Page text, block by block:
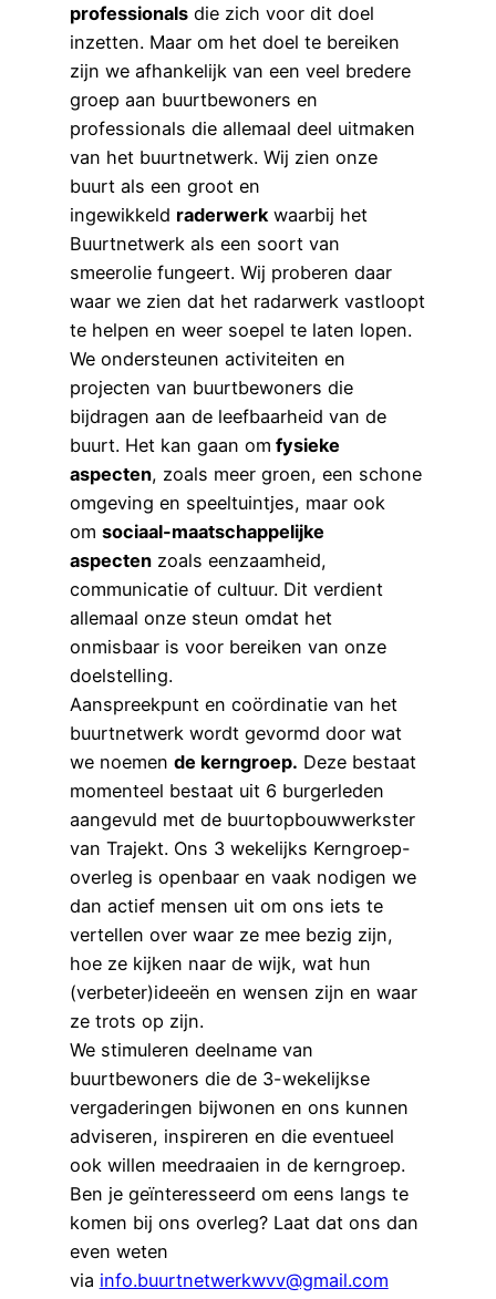
professionalsdie zich voor dit doel
inzetten. Maar om het doel te bereiken
zijn we afhankelijk van een veel bredere
groep aan buurtbewoners en
professionals die allemaal deel uitmaken
van het buurtnetwerk. Wij zien onze
buurt als een groot en
ingewikkeld raderwerkwaarbij het
Buurtnetwerk als een soort van
smeerolie fungeert. Wij proberen daar
waar we zien dat het radarwerk vastloopt
te helpen en weer soepel te laten lopen.
We ondersteunen activiteiten en
projecten van buurtbewoners die
bijdragen aan de leefbaarheid van de
buurt. Het kan gaan om fysieke
aspecten, zoals meer groen, een schone
omgeving en speeltuintjes, maar ook
om sociaal-maatschappelijke
aspectenzoals eenzaamheid,
communicatie of cultuur. Dit verdient
allemaal onze steun omdat het
onmisbaar is voor bereiken van onze
doelstelling.
Aanspreekpunt en coördinatie van het
buurtnetwerk wordt gevormd door wat
we noemen de kerngroep. Deze bestaat
momenteel bestaat uit 6 burgerleden
aangevuld met de buurtopbouwwerkster
van Trajekt. Ons 3 wekelijks Kerngroep-
overleg is openbaar en vaak nodigen we
dan actief mensen uit om ons iets te
vertellen over waar ze mee bezig zijn,
hoe ze kijken naar de wijk, wat hun
(verbeter)ideeën en wensen zijn en waar
ze trots op zijn.
We stimuleren deelname van
buurtbewoners die de 3-wekelijkse
vergaderingen bijwonen en ons kunnen
adviseren, inspireren en die eventueel
ook willen meedraaien in de kerngroep.
Ben je geïnteresseerd om eens langs te
komen bij ons overleg? Laat dat ons dan
even weten
via info.buurtnetwerkwvv@gmail.com